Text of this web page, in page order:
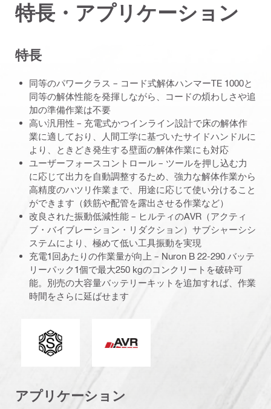
特長・アプリケーション
特長
同等のパワークラス – コード式解体ハンマーTE 1000と
同等の解体性能を発揮しながら、コードの煩わしさや追
加の準備作業は不要
高い汎用性 – 充電式かつインライン設計で床の解体作
業に適しており、人間工学に基づいたサイドハンドルに
より、ときどき発生する壁面の解体作業にも対応
ユーザーフォースコントロール – ツールを押し込む力
に応じて出力を自動調整するため、強力な解体作業から
高精度のハツリ作業まで、用途に応じて使い分けること
ができます（鉄筋や配管を露出させる作業など）
改良された振動低減性能 – ヒルティのAVR（アクティ
ブ・バイブレーション・リダクション）サブシャーシシ
ステムにより、極めて低い工具振動を実現
充電1回あたりの作業量が向上 – Nuron B 22-290 バッテ
リーパック1個で最大250 kgのコンクリートを破砕可
能。別売の大容量バッテリーキットを追加すれば、作業
時間をさらに延ばせます
チャックタイプ
アプリケーション